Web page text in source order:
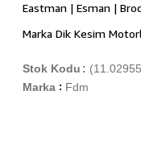
Eastman | Esman |
Marka Dik Kesim
Stok Kodu
Marka : Fdm